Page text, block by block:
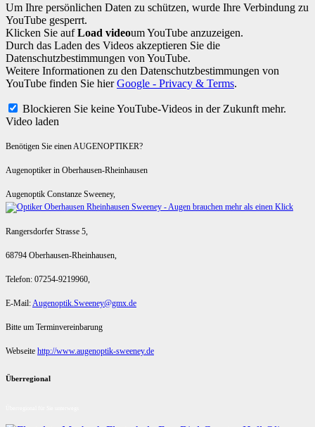
Um Ihre persönlichen Daten zu schützen, wurde Ihre Verbindung zu
YouTube gesperrt.
Klicken Sie aufLoad videoum YouTube anzuzeigen.
Durch das Laden des Videos akzeptieren Sie die
Datenschutzbestimmungen von YouTube.
Weitere Informationen zu den Datenschutzbestimmungen von
YouTube finden Sie hierGoogle - Privacy & Terms.
Blockieren Sie keine YouTube-Videos in der Zukunft mehr.
Video laden
Benötigen Sie einen AUGENOPTIKER?
Augenoptiker in Oberhausen-Rheinhausen
Augenoptik Constanze Sweeney,
Rangersdorfer Strasse 5,
68794 Oberhausen-Rheinhausen,
Telefon: 07254-9219960,
E-Mail:Augenoptik.Sweeney@gmx.de
Bitte um Terminvereinbarung
Webseite http://www.augenoptik-sweeney.de
Überregional